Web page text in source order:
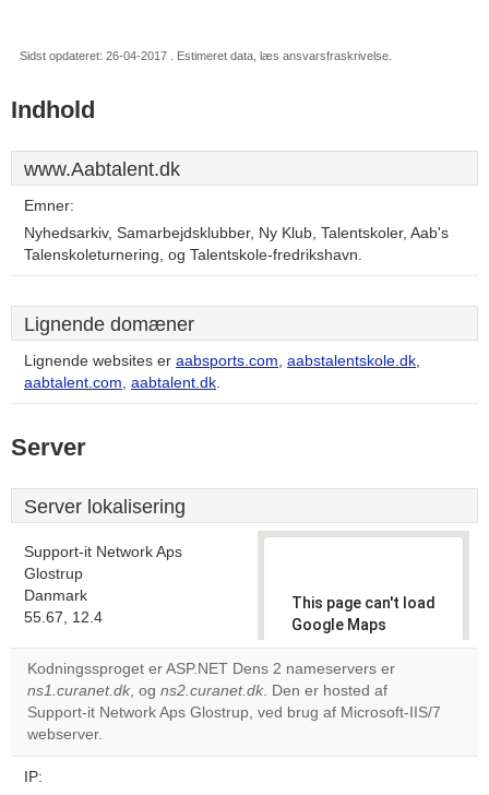
Sidst opdateret: 26-04-2017 . Estimeret data, læs ansvarsfraskrivelse.
Indhold
www.Aabtalent.dk
Emner:
Nyhedsarkiv, Samarbejdsklubber, Ny Klub, Talentskoler, Aab's
Talenskoleturnering, og Talentskole-fredrikshavn.
Lignende domæner
Lignende websites er aabsports.com, aabstalentskole.dk,
aabtalent.com, aabtalent.dk.
Server
Server lokalisering
Support-it Network Aps
Glostrup
Danmark
55.67, 12.4
This page can't load
Google Maps
correctly.
Do you
own this
OK
Kodningssproget er ASP.NET Dens 2 nameservers er
ns1.curanet.dk, og ns2.curanet.dk. Den er hosted af
Support-it Network Aps Glostrup, ved brug af Microsoft-IIS/7
webserver.
IP: